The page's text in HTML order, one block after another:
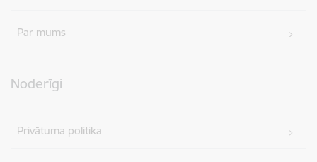
Par mums
Noderīgi
Privātuma politika